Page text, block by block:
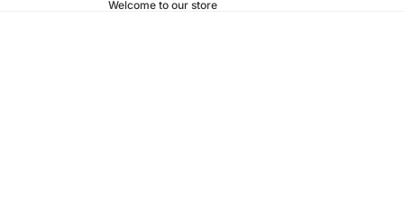
Welcome to our store